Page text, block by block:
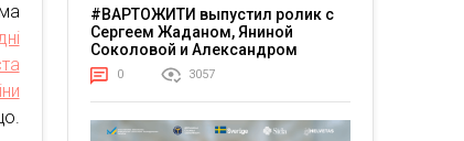
#ВАРТОЖИТИ выпустил ролик с
Сергеем Жаданом, Яниной
Соколовой и Александром
Тереном о жизни в постоянном
напряжении
0 3057